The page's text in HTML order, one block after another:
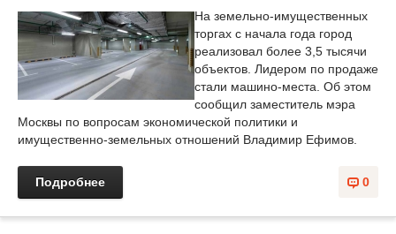
На земельно-имущественных
торгах с начала года город
реализовал более 3,5 тысячи
объектов. Лидером по продаже
стали машино-места. Об этом
сообщил заместитель мэра
Москвы по вопросам экономической политики и
имущественно-земельных отношений Владимир Ефимов.
0
Подробнее